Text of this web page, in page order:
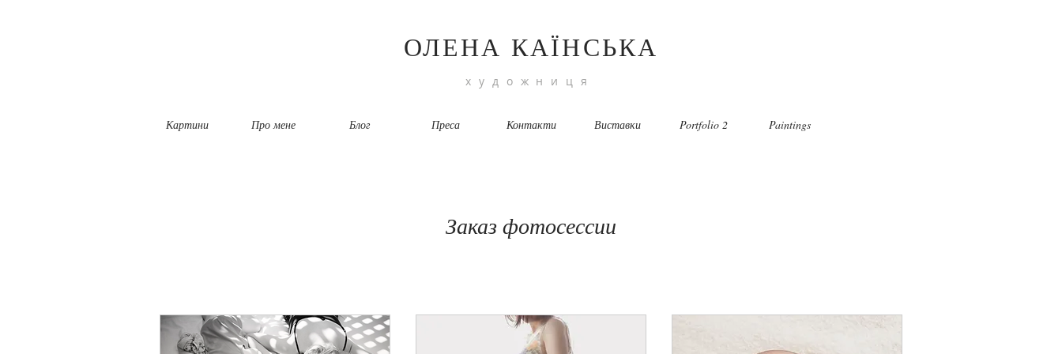
ОЛЕНА КАЇНСЬКА
художниця
Картини Про мене Блог Преса Контакти Виставки Portfolio 2 Paintings
Заказ фотосессии